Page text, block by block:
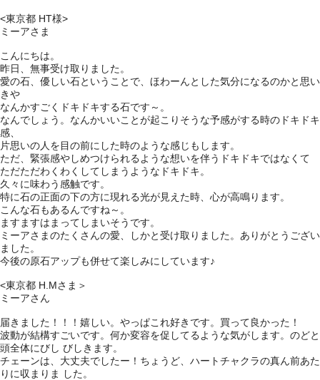
<東京都 HT様>
ミーアさま
こんにちは。
昨日、無事受け取りました。
愛の石、優しい石ということで、ほわーんとした気分になるのかと思い
きや
なんかすごくドキドキする石です～。
なんでしょう。なんかいいことが起こりそうな予感がする時のドキドキ
感、
片思いの人を目の前にした時のような感じもします。
ただ、緊張感やしめつけられるような想いを伴うドキドキではなくて
ただただわくわくしてしまうようなドキドキ。
久々に味わう感触です。
特に石の正面の下の方に現れる光が見えた時、心が高鳴ります。
こんな石もあるんですね～。
ますますはまってしまいそうです。
ミーアさまのたくさんの愛、しかと受け取りました。ありがとうござい
ました。
今後の原石アップも併せて楽しみにしています♪
<東京都 H.Mさま＞
ミーアさん
届きました！！！嬉しい。やっぱこれ好きです。買って良かった！
波動が結構すごいです。何か変容を促してるような気がします。のどと
頭全体にびし びしきます。
チェーンは、大丈夫でしたー！ちょうど、ハートチャクラの真ん前あた
りに収まりま した。